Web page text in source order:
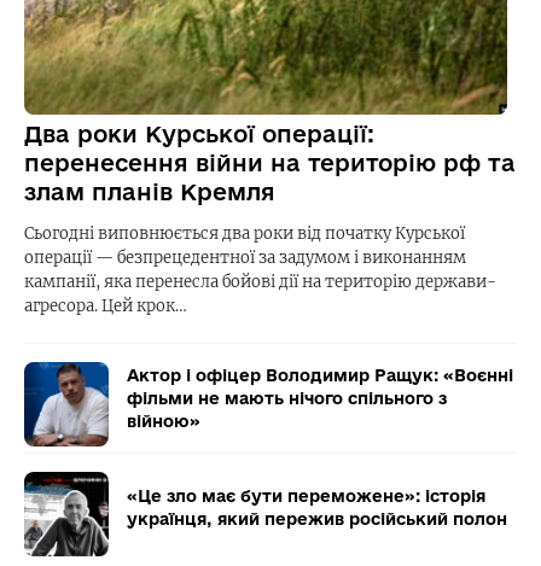
Два роки Курської операції:
перенесення війни на територію рф та
злам планів Кремля
Сьогодні виповнюється два роки від початку Курської
операції — безпрецедентної за задумом і виконанням
кампанії, яка перенесла бойові дії на територію держави-
агресора. Цей крок…
Актор і офіцер Володимир Ращук: «Воєнні
фільми не мають нічого спільного з
війною»
«Це зло має бути переможене»: історія
українця, який пережив російський полон